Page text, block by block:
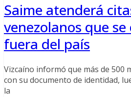
Saime atenderá
venezolanos que
fuera del país
Vizcaíno informó que más de 500
con su documento de identidad,
la